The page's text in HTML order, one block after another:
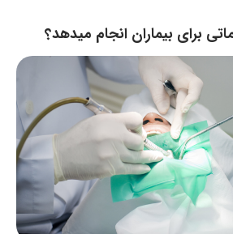
برای بیماران انجام میدهد؟